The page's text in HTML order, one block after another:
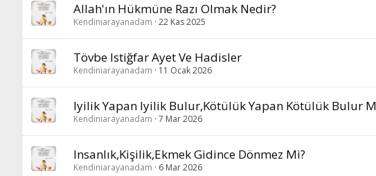
Allah'ın Hükmüne Razı Olmak Nedir?
Kendiniarayanadam 22 Kas 2025
Tövbe Istiğfar Ayet Ve Hadisler
Kendiniarayanadam 11 Ocak 2026
Iyilik Yapan Iyilik Bulur,Kötülük Yapan Kötülük Bulur
Kendiniarayanadam 7 Mar 2026
Insanlık,Kişilik,Ekmek Gidince Dönmez Mi?
Kendiniarayanadam 6 Mar 2026